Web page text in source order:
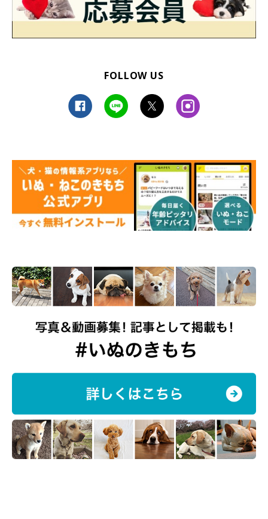
左目の上にハゲがあるんです…って全然わからない。よし、もう
おや？写真じゃ全然伝わらない。
じゃ、じゃあ、口元のおハゲはどうだ。
FOLLOW US